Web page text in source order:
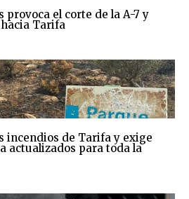
el corte de la A-7 y
hacia Tarifa
incendios de Tarifa y exige
actualizados para toda la